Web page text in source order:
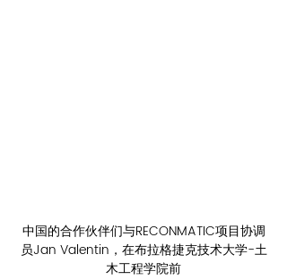
中国的合作伙伴们与RECONMATIC项目协调
员Jan Valentin，在布拉格捷克技术大学-土
木工程学院前